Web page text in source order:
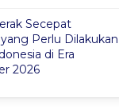
Secepat
Perlu Dilakukan
di Era
2026